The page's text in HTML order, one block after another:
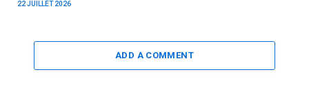
22 JUILLET 2026
ADD A COMMENT